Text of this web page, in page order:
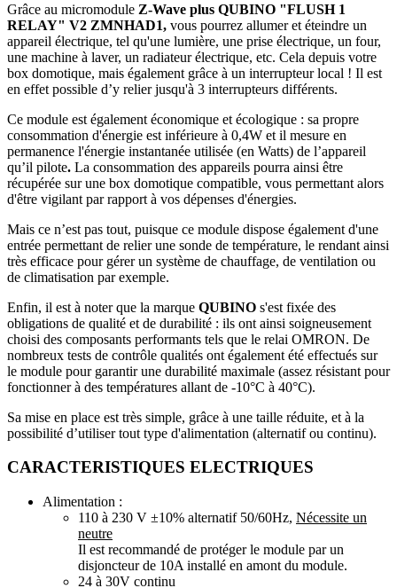
Grâce au micromodule Z-Wave plus QUBINO "FLUSH 1
RELAY" V2 ZMNHAD1, vous pourrez allumer et éteindre un
appareil électrique, tel qu'une lumière, une prise électrique, un four,
une machine à laver, un radiateur électrique, etc. Cela depuis votre
box domotique, mais également grâce à un interrupteur local ! Il est
en effet possible d’y relier jusqu'à 3 interrupteurs différents.
Ce module est également économique et écologique : sa propre
consommation d'énergie est inférieure à 0,4W et il mesure en
permanence l'énergie instantanée utilisée (en Watts) de l’appareil
qu’il pilote. La consommation des appareils pourra ainsi être
récupérée sur une box domotique compatible, vous permettant alors
d'être vigilant par rapport à vos dépenses d'énergies.
Mais ce n’est pas tout, puisque ce module dispose également d'une
entrée permettant de relier une sonde de température, le rendant ainsi
très efficace pour gérer un système de chauffage, de ventilation ou
de climatisation par exemple.
Enfin, il est à noter que la marque QUBINO s'est fixée des
obligations de qualité et de durabilité : ils ont ainsi soigneusement
choisi des composants performants tels que le relai OMRON. De
nombreux tests de contrôle qualités ont également été effectués sur
le module pour garantir une durabilité maximale (assez résistant pour
fonctionner à des températures allant de -10°C à 40°C).
Sa mise en place est très simple, grâce à une taille réduite, et à la
possibilité d’utiliser tout type d'alimentation (alternatif ou continu).
CARACTERISTIQUES ELECTRIQUES
Alimentation :
110 à 230 V ±10% alternatif 50/60Hz, Nécessite un
neutre
Il est recommandé de protéger le module par un
disjoncteur de 10A installé en amont du module.
24 à 30V continu